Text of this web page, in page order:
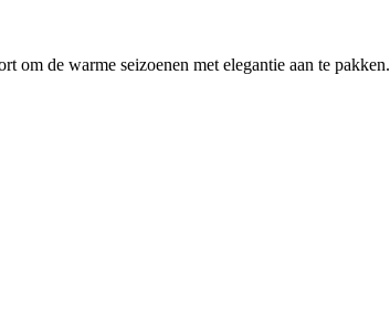
de warme seizoenen met elegantie aan te pakken.